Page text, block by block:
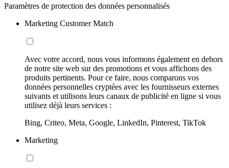
Paramètres de protection des données personnalisés
Marketing Customer Match
Avec votre accord, nous vous informons également en dehors
de notre site web sur des promotions et vous affichons des
produits pertinents. Pour ce faire, nous comparons vos
données personnelles cryptées avec les fournisseurs externes
suivants et utilisons leurs canaux de publicité en ligne si vous
utilisez déjà leurs services :
Bing, Criteo, Meta, Google, LinkedIn, Pinterest, TikTok
Marketing